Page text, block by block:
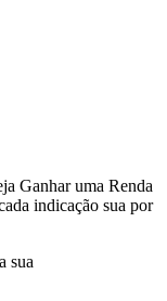
Ganhar uma Renda
indicação sua por
sua